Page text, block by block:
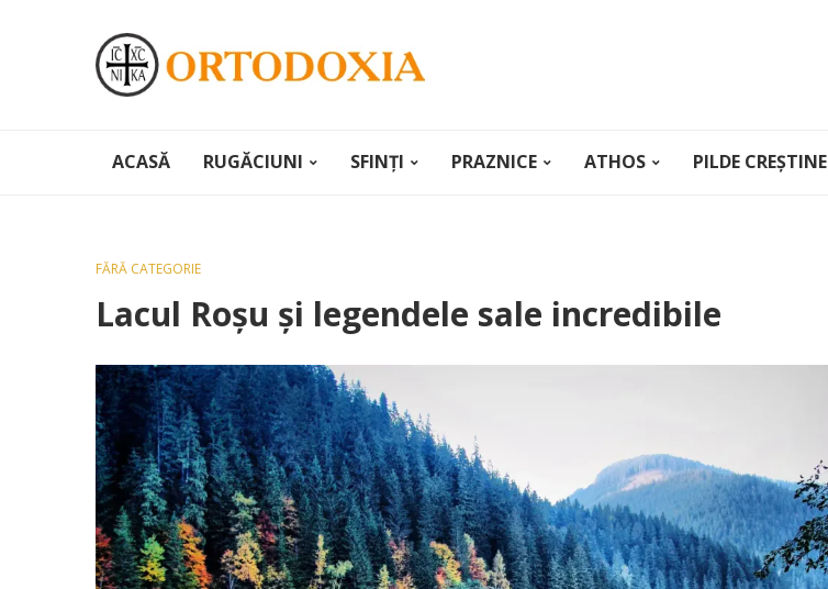
ACASĂ RUGĂCIUNI SFINȚI PRAZNICE ATHOS PILDE CREȘTINE
FĂRĂ CATEGORIE
Lacul Roșu și legendele sale incredibile